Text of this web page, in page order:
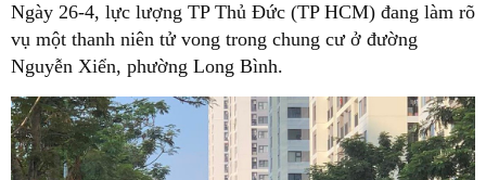
Ngày 26-4, lực lượng TP Thủ Đức (TP HCM) đang làm rõ
vụ một thanh niên tử vong trong chung cư ở đường
Nguyễn Xiển, phường Long Bình.